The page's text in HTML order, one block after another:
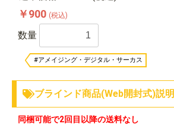
￥900 (税込)
数量
#アメイジング・デジタル・サーカス
ブラインド商品(Web開封式)説明
同梱可能で2回目以降の送料なし